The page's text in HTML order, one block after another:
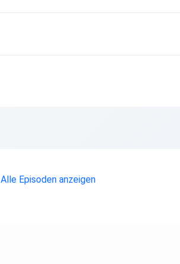
Alle Episoden anzeigen